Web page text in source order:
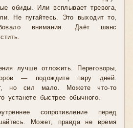
обиды. Или всплывает тревога,
Не пугайтесь. Это выходит то,
внимания. Даёт шанс
лучше отложить. Переговоры,
— подождите пару дней.
но сил мало. Можете что-то
устанете быстрее обычного.
сопротивление перед
Может, правда не время